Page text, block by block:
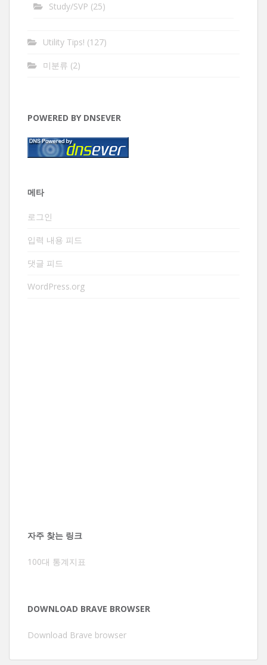
Study/SVP (25)
Utility Tips! (127)
미분류 (2)
POWERED BY DNSEVER
메타
로그인
입력 내용 피드
댓글 피드
WordPress.org
자주 찾는 링크
100대 통계지표
DOWNLOAD BRAVE BROWSER
Download Brave browser